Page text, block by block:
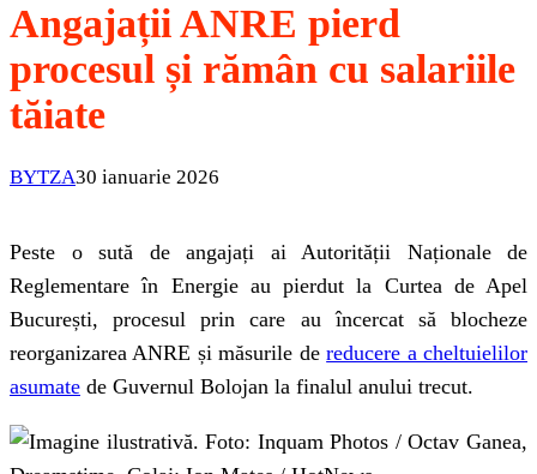
Angajații ANRE pierd
procesul și rămân cu salariile
tăiate
BYTZA30 ianuarie 2026
Peste o sută de angajați ai Autorității Naționale de
Reglementare în Energie au pierdut la Curtea de Apel
București, procesul prin care au încercat să blocheze
reorganizarea ANRE și măsurile dereducere a cheltuielilor
asumate de Guvernul Bolojan la finalul anului trecut.